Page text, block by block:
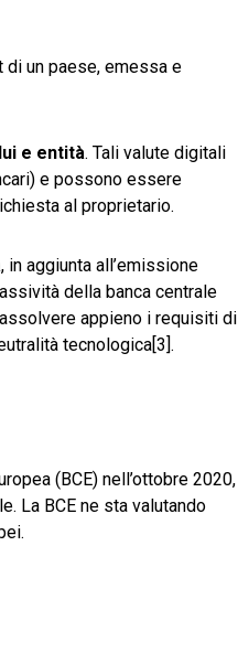
di un paese, emessa e
e entità. Tali valute digitali
e possono essere
al proprietario.
, in aggiunta all’emissione
della banca centrale
appieno i requisiti di
tecnologica[3].
(BCE) nell’ottobre 2020,
La BCE ne sta valutando